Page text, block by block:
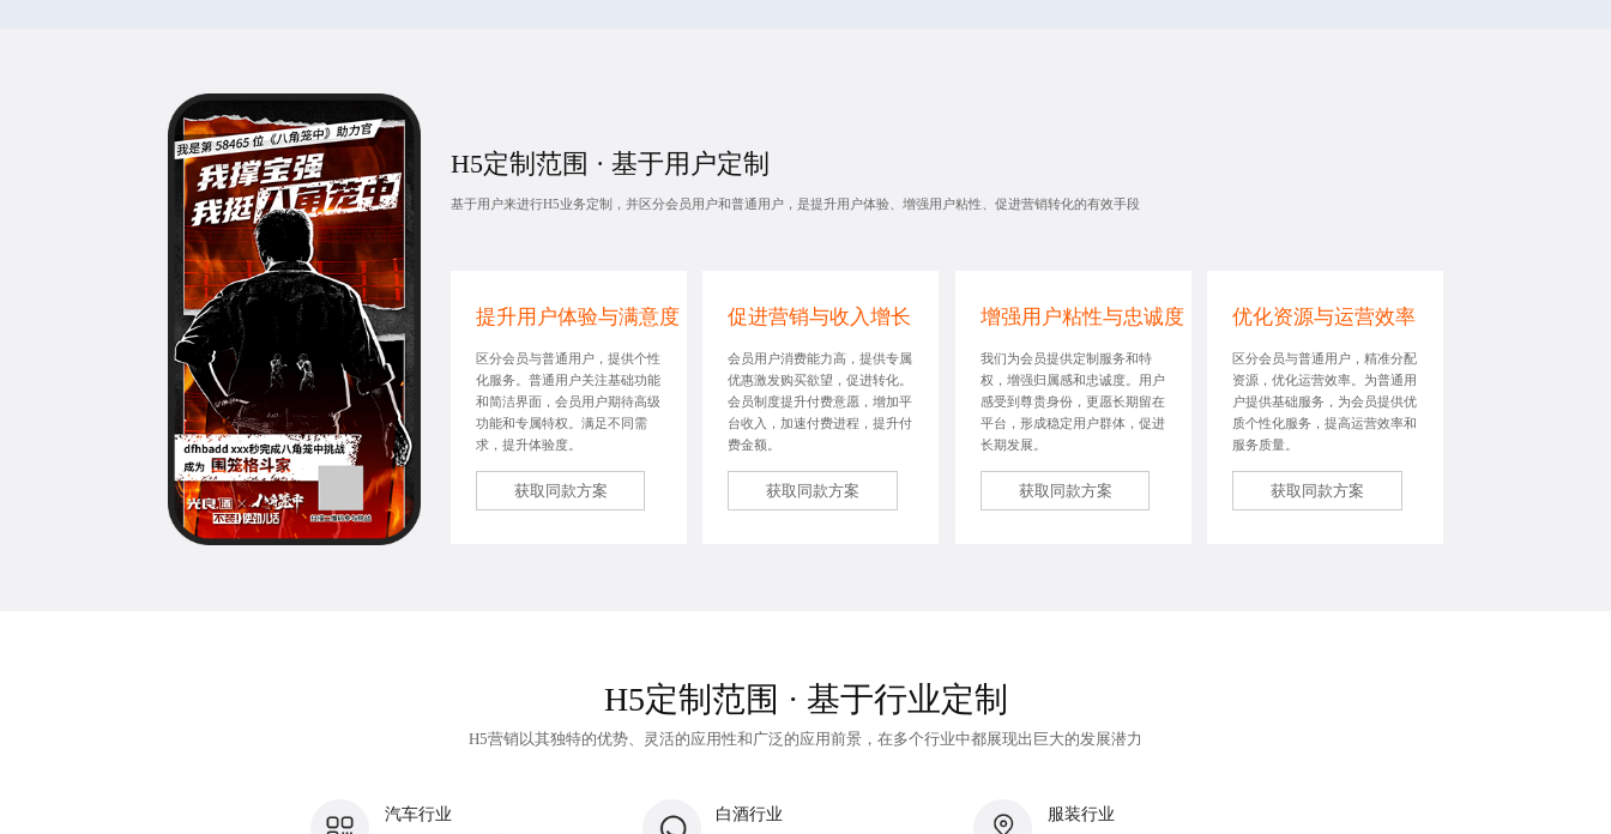
H5定制范围 · 基于用户定制
基于用户来进行H5业务定制 ，并区分会员用户和普通用户，是提升用户体验、增强用户粘性、促进营销转化的有效手段
提升用户体验与满意度
区分会员与普通用户，提供个性
化服务。普通用户关注基础功能
和简洁界面，会员用户期待高级
功能和专属特权。满足不同需
求，提升体验度。
获取同款方案
促进营销与收入增长
会员用户消费能力高，提供专属
优惠激发购买欲望，促进转化。
会员制度提升付费意愿，增加平
台收入，加速付费进程，提升付
费金额。
获取同款方案
增强用户粘性与忠诚度
我们为会员提供定制服务和特
权，增强归属感和忠诚度。用户
感受到尊贵身份，更愿长期留在
平台，形成稳定用户群体，促进
长期发展。
获取同款方案
优化资源与运营效率
区分会员与普通用户，精准分配
资源，优化运营效率。为普通用
户提供基础服务，为会员提供优
质个性化服务，提高运营效率和
服务质量。
获取同款方案
H5定制范围 · 基于行业定制
H5营销 以其独特的优势、灵活的应用性和广泛的应用前景，在多个行业中都展现出巨大的发展潜力
汽车行业 白酒行业 服装行业